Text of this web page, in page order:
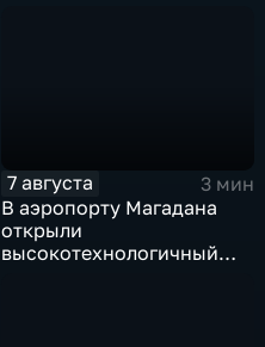
7 августа
3 мин
В аэропорту Магадана
открыли
высокотехнологичный